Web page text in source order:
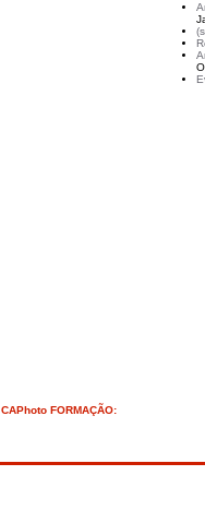
CAPhoto FORMAÇÃO: